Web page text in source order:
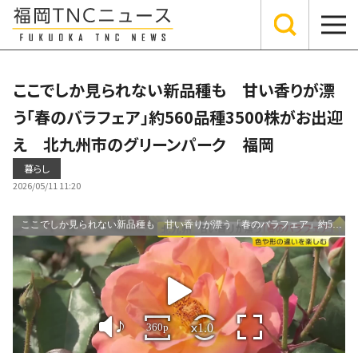
ここでしか見られない新品種も 甘い香りが漂
う「春のバラフェア」約560品種3500株がお出迎
え 北九州市のグリーンパーク 福岡
暮らし
2026/05/11 11:20